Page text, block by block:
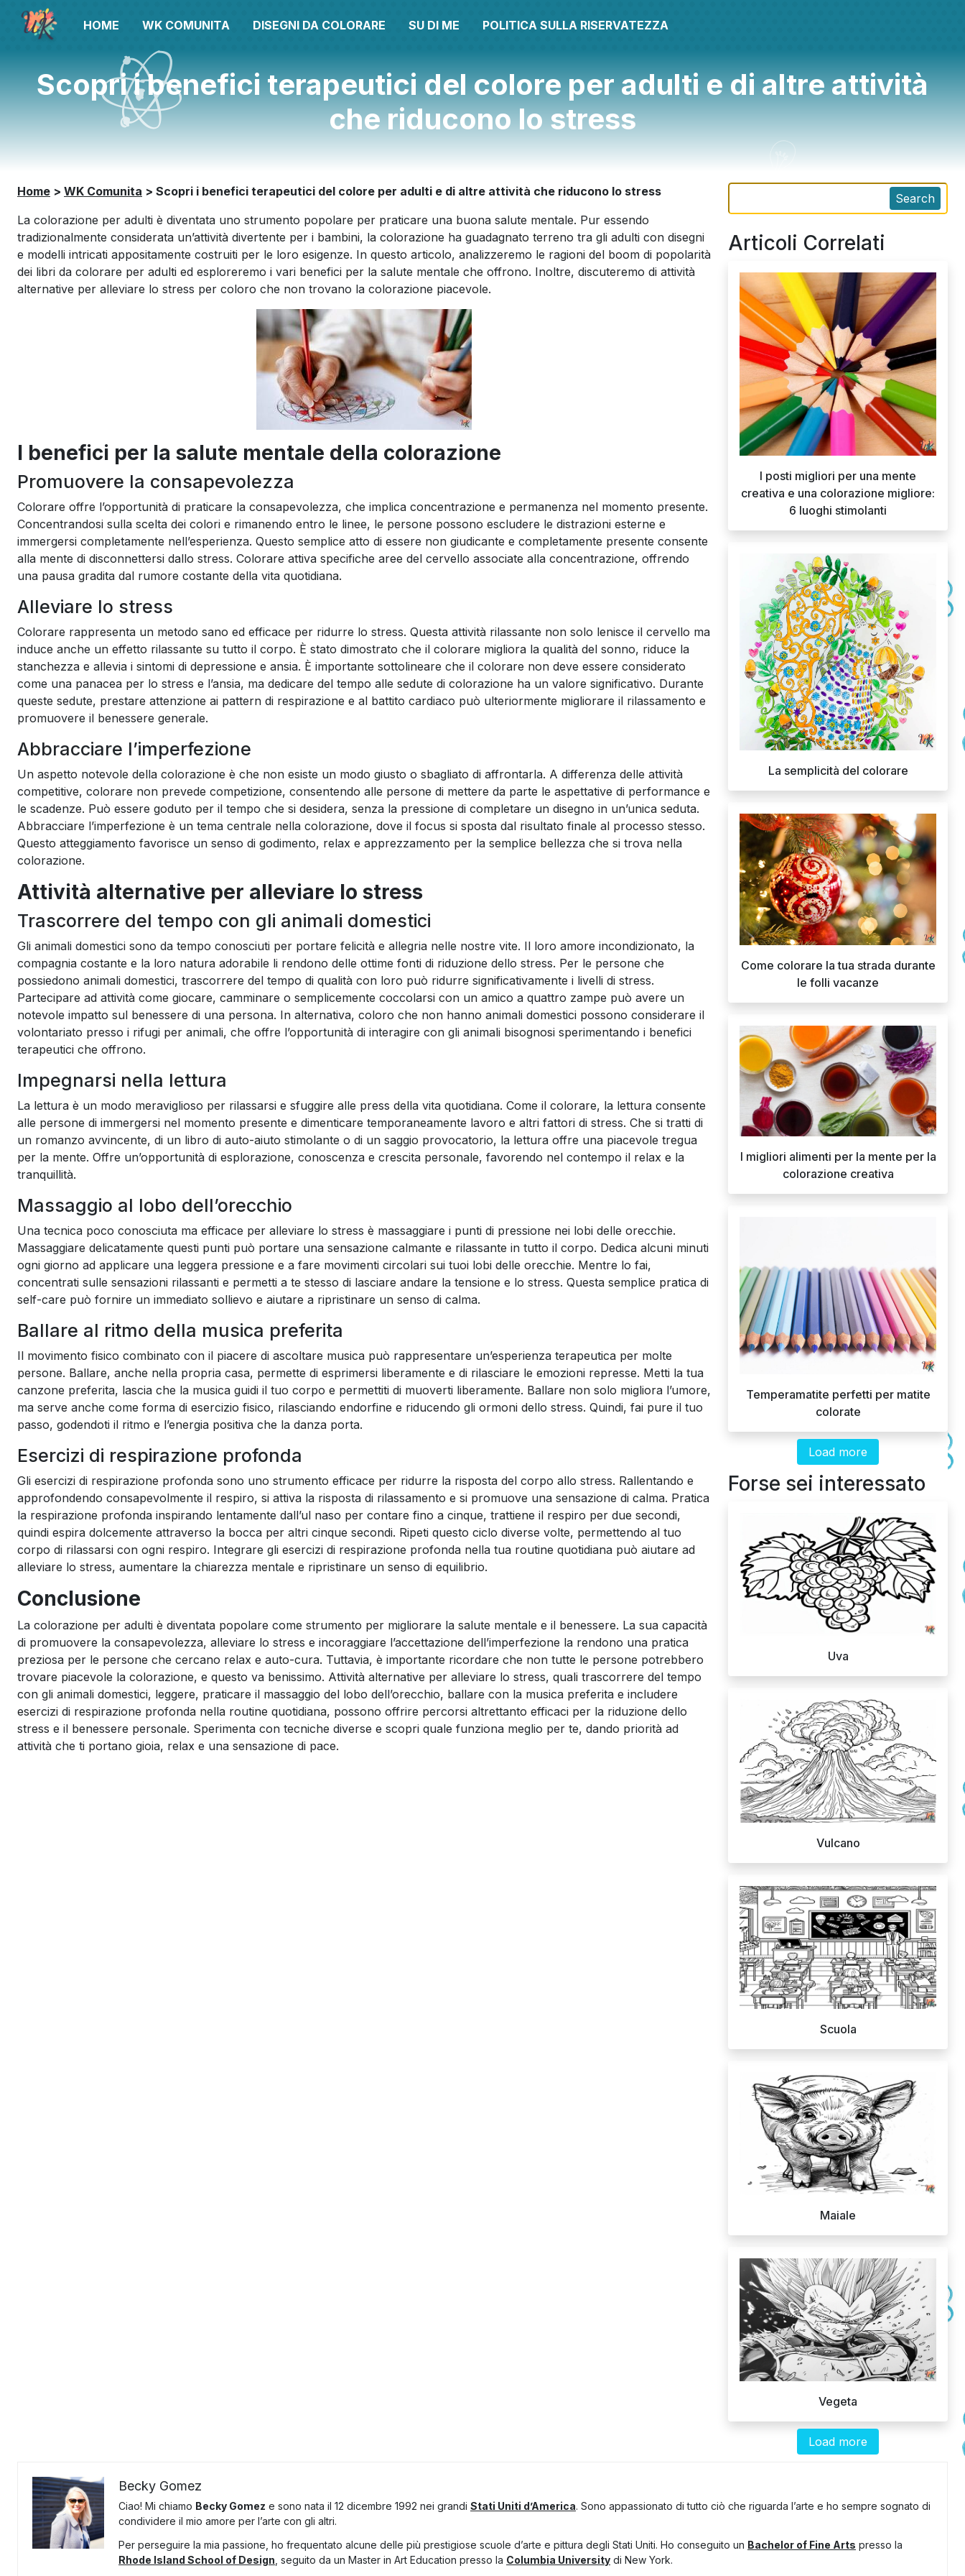
HOME WK COMUNITA DISEGNI DA COLORARE SU DI ME POLITICA SULLA RISERVATEZZA
Scopri i benefici terapeutici del colore per adulti e di altre attività
che riducono lo stress
Home > WK Comunita > Scopri i benefici terapeutici del colore per adulti e di altre attività che riducono lo stress
La colorazione per adulti è diventata uno strumento popolare per praticare una buona salute mentale. Pur essendo
tradizionalmente considerata un’attività divertente per i bambini, la colorazione ha guadagnato terreno tra gli adulti con disegni
e modelli intricati appositamente costruiti per le loro esigenze. In questo articolo, analizzeremo le ragioni del boom di popolarità
dei libri da colorare per adulti ed esploreremo i vari benefici per la salute mentale che offrono. Inoltre, discuteremo di attività
alternative per alleviare lo stress per coloro che non trovano la colorazione piacevole.
I benefici per la salute mentale della colorazione
Promuovere la consapevolezza
Colorare offre l’opportunità di praticare la consapevolezza, che implica concentrazione e permanenza nel momento presente.
Concentrandosi sulla scelta dei colori e rimanendo entro le linee, le persone possono escludere le distrazioni esterne e
immergersi completamente nell’esperienza. Questo semplice atto di essere non giudicante e completamente presente consente
alla mente di disconnettersi dallo stress. Colorare attiva specifiche aree del cervello associate alla concentrazione, offrendo
una pausa gradita dal rumore costante della vita quotidiana.
Alleviare lo stress
Colorare rappresenta un metodo sano ed efficace per ridurre lo stress. Questa attività rilassante non solo lenisce il cervello ma
induce anche un effetto rilassante su tutto il corpo. È stato dimostrato che il colorare migliora la qualità del sonno, riduce la
stanchezza e allevia i sintomi di depressione e ansia. È importante sottolineare che il colorare non deve essere considerato
come una panacea per lo stress e l’ansia, ma dedicare del tempo alle sedute di colorazione ha un valore significativo. Durante
queste sedute, prestare attenzione ai pattern di respirazione e al battito cardiaco può ulteriormente migliorare il rilassamento e
promuovere il benessere generale.
Abbracciare l’imperfezione
Un aspetto notevole della colorazione è che non esiste un modo giusto o sbagliato di affrontarla. A differenza delle attività
competitive, colorare non prevede competizione, consentendo alle persone di mettere da parte le aspettative di performance e
le scadenze. Può essere goduto per il tempo che si desidera, senza la pressione di completare un disegno in un’unica seduta.
Abbracciare l’imperfezione è un tema centrale nella colorazione, dove il focus si sposta dal risultato finale al processo stesso.
Questo atteggiamento favorisce un senso di godimento, relax e apprezzamento per la semplice bellezza che si trova nella
colorazione.
Attività alternative per alleviare lo stress
Trascorrere del tempo con gli animali domestici
Gli animali domestici sono da tempo conosciuti per portare felicità e allegria nelle nostre vite. Il loro amore incondizionato, la
compagnia costante e la loro natura adorabile li rendono delle ottime fonti di riduzione dello stress. Per le persone che
possiedono animali domestici, trascorrere del tempo di qualità con loro può ridurre significativamente i livelli di stress.
Partecipare ad attività come giocare, camminare o semplicemente coccolarsi con un amico a quattro zampe può avere un
notevole impatto sul benessere di una persona. In alternativa, coloro che non hanno animali domestici possono considerare il
volontariato presso i rifugi per animali, che offre l’opportunità di interagire con gli animali bisognosi sperimentando i benefici
terapeutici che offrono.
Impegnarsi nella lettura
La lettura è un modo meraviglioso per rilassarsi e sfuggire alle press della vita quotidiana. Come il colorare, la lettura consente
alle persone di immergersi nel momento presente e dimenticare temporaneamente lavoro e altri fattori di stress. Che si tratti di
un romanzo avvincente, di un libro di auto-aiuto stimolante o di un saggio provocatorio, la lettura offre una piacevole tregua
per la mente. Offre un’opportunità di esplorazione, conoscenza e crescita personale, favorendo nel contempo il relax e la
tranquillità.
Massaggio al lobo dell’orecchio
Una tecnica poco conosciuta ma efficace per alleviare lo stress è massaggiare i punti di pressione nei lobi delle orecchie.
Massaggiare delicatamente questi punti può portare una sensazione calmante e rilassante in tutto il corpo. Dedica alcuni minuti
ogni giorno ad applicare una leggera pressione e a fare movimenti circolari sui tuoi lobi delle orecchie. Mentre lo fai,
concentrati sulle sensazioni rilassanti e permetti a te stesso di lasciare andare la tensione e lo stress. Questa semplice pratica di
self-care può fornire un immediato sollievo e aiutare a ripristinare un senso di calma.
Ballare al ritmo della musica preferita
Il movimento fisico combinato con il piacere di ascoltare musica può rappresentare un’esperienza terapeutica per molte
persone. Ballare, anche nella propria casa, permette di esprimersi liberamente e di rilasciare le emozioni represse. Metti la tua
canzone preferita, lascia che la musica guidi il tuo corpo e permettiti di muoverti liberamente. Ballare non solo migliora l’umore,
ma serve anche come forma di esercizio fisico, rilasciando endorfine e riducendo gli ormoni dello stress. Quindi, fai pure il tuo
passo, godendoti il ritmo e l’energia positiva che la danza porta.
Esercizi di respirazione profonda
Gli esercizi di respirazione profonda sono uno strumento efficace per ridurre la risposta del corpo allo stress. Rallentando e
approfondendo consapevolmente il respiro, si attiva la risposta di rilassamento e si promuove una sensazione di calma. Pratica
la respirazione profonda inspirando lentamente dall’ul naso per contare fino a cinque, trattiene il respiro per due secondi,
quindi espira dolcemente attraverso la bocca per altri cinque secondi. Ripeti questo ciclo diverse volte, permettendo al tuo
corpo di rilassarsi con ogni respiro. Integrare gli esercizi di respirazione profonda nella tua routine quotidiana può aiutare ad
alleviare lo stress, aumentare la chiarezza mentale e ripristinare un senso di equilibrio.
Conclusione
La colorazione per adulti è diventata popolare come strumento per migliorare la salute mentale e il benessere. La sua capacità
di promuovere la consapevolezza, alleviare lo stress e incoraggiare l’accettazione dell’imperfezione la rendono una pratica
preziosa per le persone che cercano relax e auto-cura. Tuttavia, è importante ricordare che non tutte le persone potrebbero
trovare piacevole la colorazione, e questo va benissimo. Attività alternative per alleviare lo stress, quali trascorrere del tempo
con gli animali domestici, leggere, praticare il massaggio del lobo dell’orecchio, ballare con la musica preferita e includere
esercizi di respirazione profonda nella routine quotidiana, possono offrire percorsi altrettanto efficaci per la riduzione dello
stress e il benessere personale. Sperimenta con tecniche diverse e scopri quale funziona meglio per te, dando priorità ad
attività che ti portano gioia, relax e una sensazione di pace.
Search
Articoli Correlati
I posti migliori per una mente
creativa e una colorazione migliore:
6 luoghi stimolanti
La semplicità del colorare
Come colorare la tua strada durante
le folli vacanze
I migliori alimenti per la mente per la
colorazione creativa
Temperamatite perfetti per matite
colorate
Load more
Forse sei interessato
Uva
Vulcano
Scuola
Maiale
Vegeta
Load more
Becky Gomez
Ciao! Mi chiamo Becky Gomez e sono nata il 12 dicembre 1992 nei grandi Stati Uniti d’America. Sono appassionato di tutto ciò che riguarda l’arte e ho sempre sognato di
condividere il mio amore per l’arte con gli altri.
Per perseguire la mia passione, ho frequentato alcune delle più prestigiose scuole d’arte e pittura degli Stati Uniti. Ho conseguito un Bachelor of Fine Arts presso la
Rhode Island School of Design, seguito da un Master in Art Education presso la Columbia University di New York.
Get it on Google Play
Available on the App Store